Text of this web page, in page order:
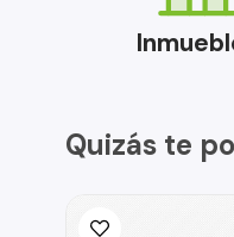
Quizás te